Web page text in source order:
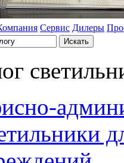
Сервис Дилеры